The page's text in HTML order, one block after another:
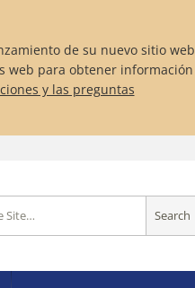
de su nuevo sitio web
web para obtener información
y las preguntas
Search